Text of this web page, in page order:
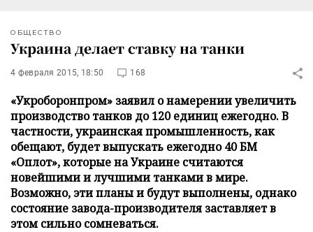
ОБЩЕСТВО
Украина делает ставку на танки
4 февраля 2015, 18:50 168
«Укроборонпром» заявил о намерении увеличить
производство танков до 120 единиц ежегодно. В
частности, украинская промышленность, как
обещают, будет выпускать ежегодно 40 БМ
«Оплот», которые на Украине считаются
новейшими и лучшими танками в мире.
Возможно, эти планы и будут выполнены, однако
состояние завода-производителя заставляет в
этом сильно сомневаться.